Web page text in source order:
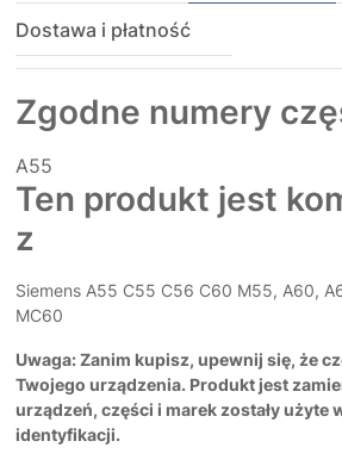
Dostawa i płatność
Zgodne numery
A55
Ten produkt jest
z
Siemens A55 C55 C56 C60 M55, A60,
MC60
Uwaga: Zanim kupisz, upewnij się, że
Twojego urządzenia. Produkt jest
urządzeń, części i marek zostały użyte
identyfikacji.